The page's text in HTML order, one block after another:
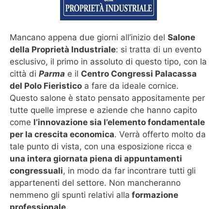
Mancano appena due giorni all’inizio del Salone
della Proprietà Industriale: si tratta di un evento
esclusivo, il primo in assoluto di questo tipo, con la
città di Parma e il Centro Congressi Palacassa
del Polo Fieristico a fare da ideale cornice.
Questo salone è stato pensato appositamente per
tutte quelle imprese e aziende che hanno capito
come l’innovazione sia l’elemento fondamentale
per la crescita economica. Verrà offerto molto da
tale punto di vista, con una esposizione ricca e
una intera giornata piena di appuntamenti
congressuali, in modo da far incontrare tutti gli
appartenenti del settore. Non mancheranno
nemmeno gli spunti relativi alla formazione